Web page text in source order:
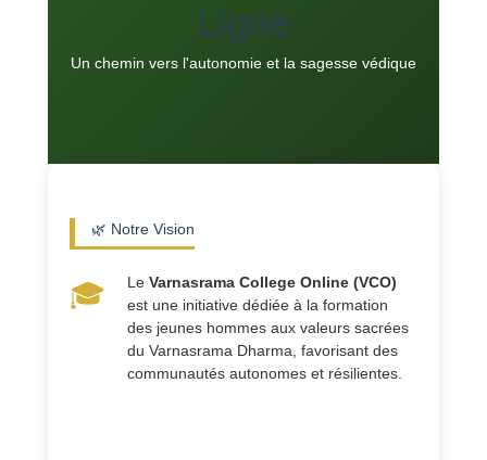
Ligne
Un chemin vers l'autonomie et la sagesse védique
🌿 Notre Vision
🎓 LeVarnasrama College Online (VCO)
est une initiative dédiée à la formation
des jeunes hommes aux valeurs sacrées
du Varnasrama Dharma, favorisant des
communautés autonomes et résilientes.